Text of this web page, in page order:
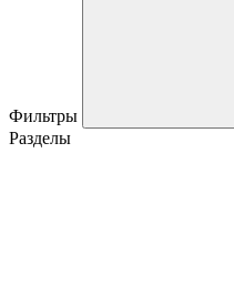
Фильтры
Разделы